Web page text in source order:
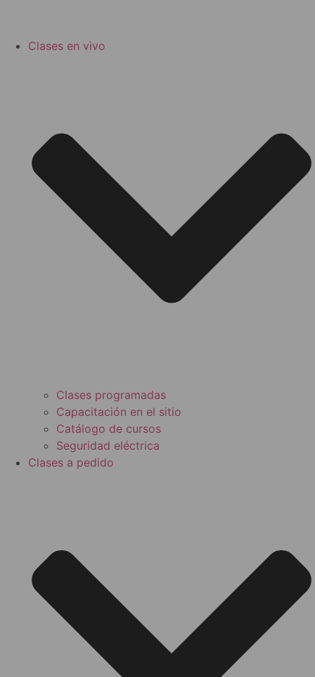
Clases en vivo
Clases programadas
Capacitación en el sitio
Catálogo de cursos
Seguridad eléctrica
Clases a pedido